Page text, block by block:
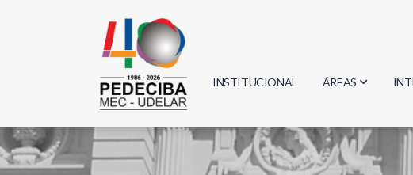
INSTITUCIONAL ÁREAS
Biología
Física